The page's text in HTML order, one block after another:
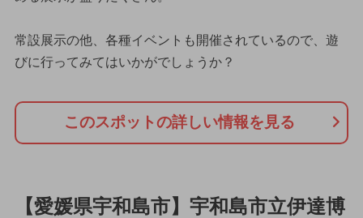
常設展示の他、各種イベントも開催されているので、遊
びに行ってみてはいかがでしょうか？
このスポットの詳しい情報を見る
【愛媛県宇和島市】宇和島市立伊達博